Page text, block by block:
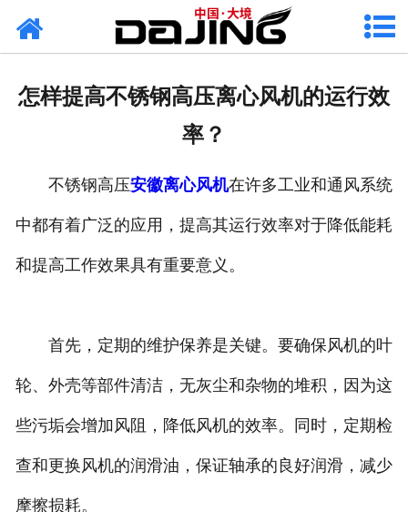
网站首页
联系我们
怎样提高不锈钢高压离心风机的运行效
率？
不锈钢高压安徽离心风机在许多工业和通风系统
中都有着广泛的应用，提高其运行效率对于降低能耗
和提高工作效果具有重要意义。
首先，定期的维护保养是关键。要确保风机的叶
轮、外壳等部件清洁，无灰尘和杂物的堆积，因为这
些污垢会增加风阻，降低风机的效率。同时，定期检
查和更换风机的润滑油，保证轴承的良好润滑，减少
摩擦损耗。